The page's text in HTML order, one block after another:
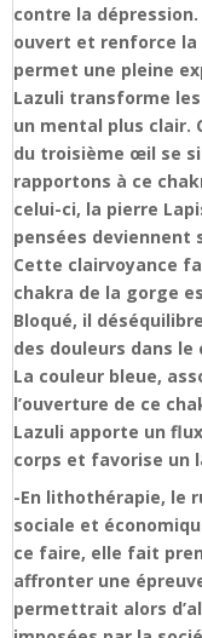
contre la
ouvert et renforce
permet une pleine
Lazuli transforme
un mental plus clair.
du troisième œil se
rapportons à ce
celui-ci, la pierre
pensées deviennent
Cette clairvoyance
chakra de la gorge
Bloqué, il
des douleurs dans
La couleur bleue,
l’ouverture de ce
Lazuli apporte un
corps et favorise un
-En lithothérapie, le
sociale et
ce faire, elle fait
affronter une
permettrait alors